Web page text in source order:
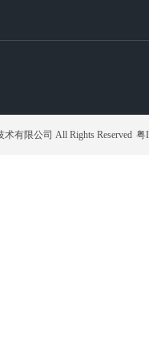
有限公司 All Rights Reserved 粤